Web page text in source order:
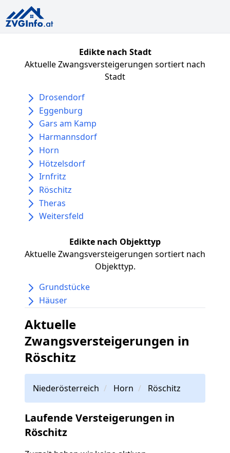
Edikte nach Stadt
Aktuelle Zwangsversteigerungen sortiert nach
Stadt
Drosendorf
Eggenburg
Gars am Kamp
Harmannsdorf
Horn
Hötzelsdorf
Irnfritz
Röschitz
Theras
Weitersfeld
Edikte nach Objekttyp
Aktuelle Zwangsversteigerungen sortiert nach
Objekttyp.
Grundstücke
Häuser
Aktuelle
Zwangsversteigerungen in
Röschitz
Niederösterreich Horn Röschitz
Laufende Versteigerungen in
Röschitz